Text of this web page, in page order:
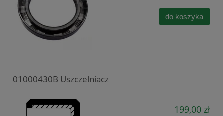
do koszyka
01000430B Uszczelniacz
199,00 zł